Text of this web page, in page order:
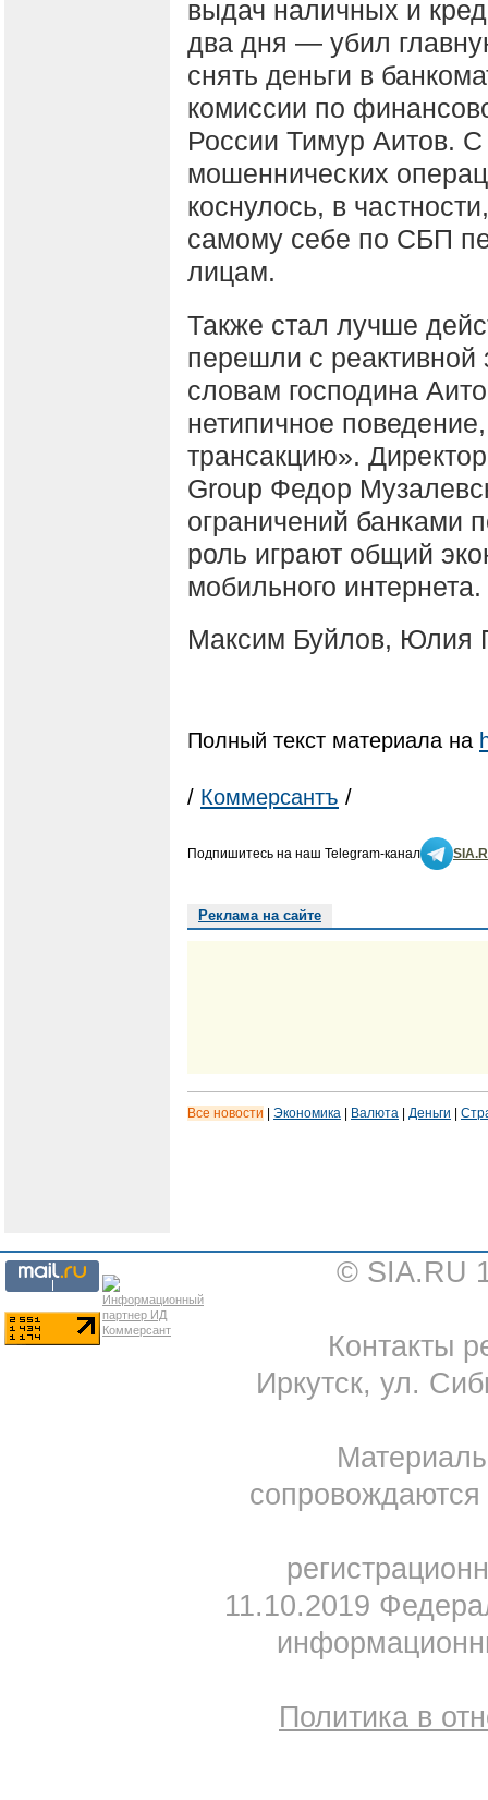
выдач наличных и
два дня — убил
снять деньги в
комиссии по
России Тимур Аитов.
мошеннических
коснулось, в
самому себе по СБП
лицам.
Также стал лучше
перешли с
словам господина
нетипичное
трансакцию».
Group Федор
ограничений банками
роль играют общий
мобильного интернета.
Максим Буйлов, Юлия
Полный текст материала на
/ Коммерсантъ /
Подпишитесь на наш Telegram-канал
Реклама на сайте
Все новости Экономика Валюта Деньги
© SIA.RU
Контакты
Иркутск, ул.
11.10.2019
Политика в